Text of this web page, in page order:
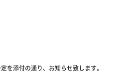
を添付の通り、お知らせ致します。